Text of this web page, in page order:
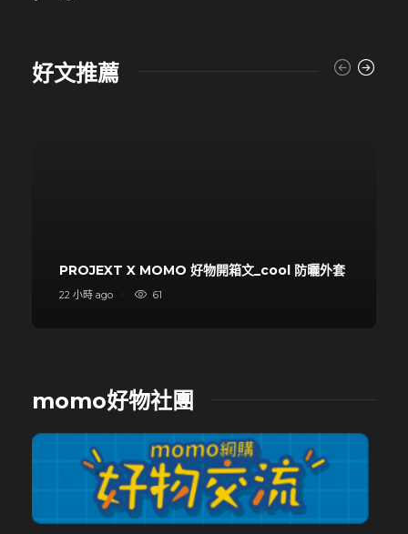
好文推薦
PROJEXT X MOMO 好物開箱文_cool 防曬外套
22 小時 ago 61
momo好物社團